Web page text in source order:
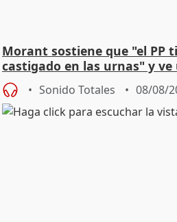
Morant sostiene que "el PP
castigado en las urnas" y
cambio"
Sonido Totales 08/08/